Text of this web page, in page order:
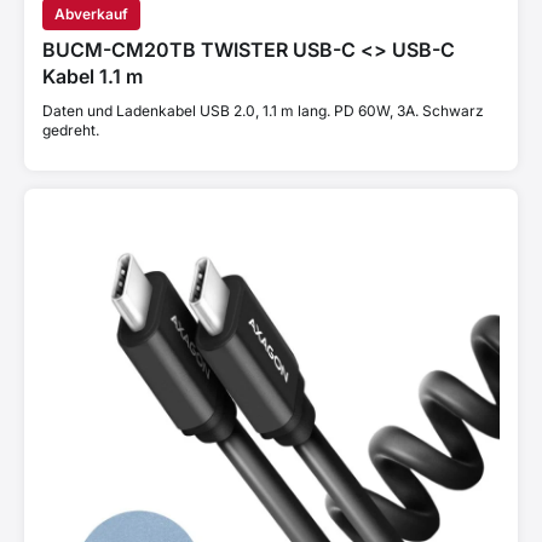
Abverkauf
BUCM-CM20TB TWISTER USB-C <> USB-C
Kabel 1.1 m
Daten und Ladenkabel USB 2.0, 1.1 m lang. PD 60W, 3A. Schwarz
gedreht.